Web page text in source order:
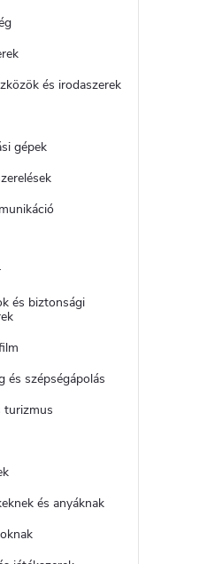
és irodaszerek
gépek
és biztonsági
és szépségápolás
turizmus
és anyáknak